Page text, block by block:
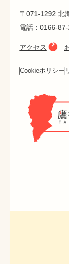
〒071-1292 北
電話：0166-
アクセス
Cookieポリシー